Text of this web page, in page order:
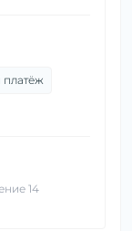
14